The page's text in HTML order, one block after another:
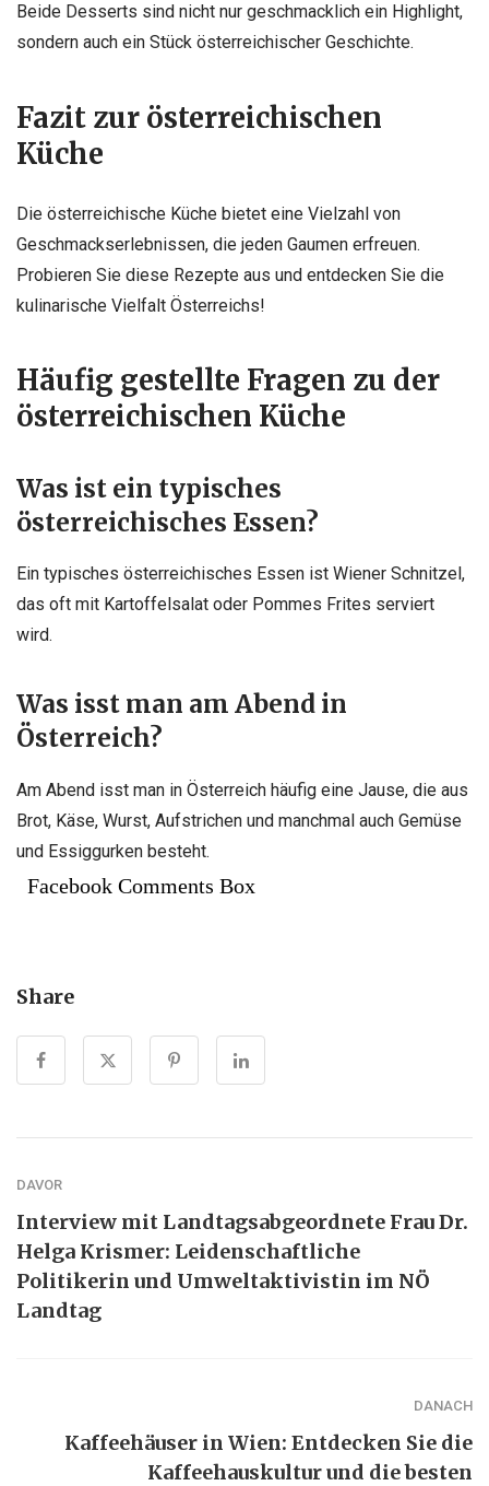
Beide Desserts sind nicht nur geschmacklich ein Highlight,
sondern auch ein Stück österreichischer Geschichte.
Fazit zur österreichischen
Küche
Die österreichische Küche bietet eine Vielzahl von
Geschmackserlebnissen, die jeden Gaumen erfreuen.
Probieren Sie diese Rezepte aus und entdecken Sie die
kulinarische Vielfalt Österreichs!
Häufig gestellte Fragen zu der
österreichischen Küche
Was ist ein typisches
österreichisches Essen?
Ein typisches österreichisches Essen ist Wiener Schnitzel,
das oft mit Kartoffelsalat oder Pommes Frites serviert
wird.
Was isst man am Abend in
Österreich?
Am Abend isst man in Österreich häufig eine Jause, die aus
Brot, Käse, Wurst, Aufstrichen und manchmal auch Gemüse
und Essiggurken besteht.
Facebook Comments Box
Share
DAVOR
Interview mit Landtagsabgeordnete Frau Dr.
Helga Krismer: Leidenschaftliche
Politikerin und Umweltaktivistin im NÖ
Landtag
DANACH
Kaffeehäuser in Wien: Entdecken Sie die
Kaffeehauskultur und die besten